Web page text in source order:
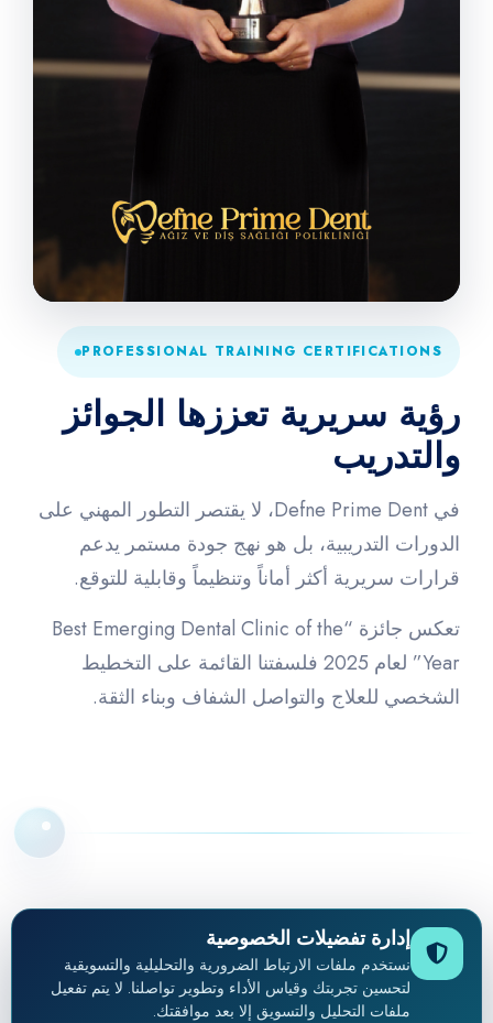
PROFESSIONAL TRAINING CERTIFICATIONS
رؤية سريرية تعززها الجوائز
والتدريب
في Defne Prime Dent، لا يقتصر التطور المهني على
الدورات التدريبية، بل هو نهج جودة مستمر يدعم
قرارات سريرية أكثر أماناً وتنظيماً وقابلية للتوقع.
تعكس جائزة “Best Emerging Dental Clinic of the
Year” لعام 2025 فلسفتنا القائمة على التخطيط
الشخصي للعلاج والتواصل الشفاف وبناء الثقة.
إدارة تفضيلات الخصوصية
نستخدم ملفات الارتباط الضرورية والتحليلية والتسويقية
لتحسين تجربتك وقياس الأداء وتطوير تواصلنا. لا يتم تفعيل
ملفات التحليل والتسويق إلا بعد موافقتك.